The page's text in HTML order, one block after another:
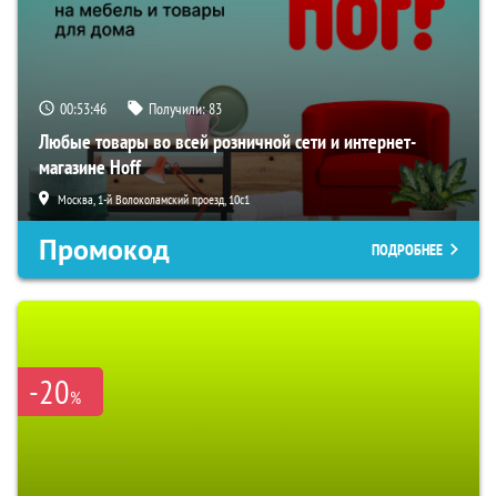
00:53:45 Получили:83
Любые товары во всей розничной сети и интернет-
магазине Hoff
Москва, 1-й Волоколамский проезд, 10с1
Промокод ПОДРОБНЕЕ
-20%